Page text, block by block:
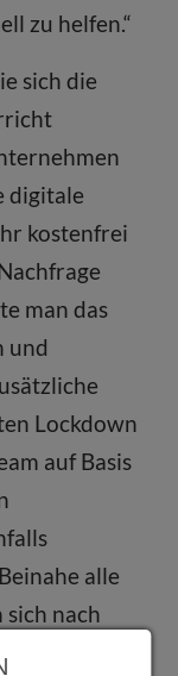
zu helfen.“
sich die
digitale
kostenfrei
man das
und
Lockdown
auf Basis
alle
nach
Abo.